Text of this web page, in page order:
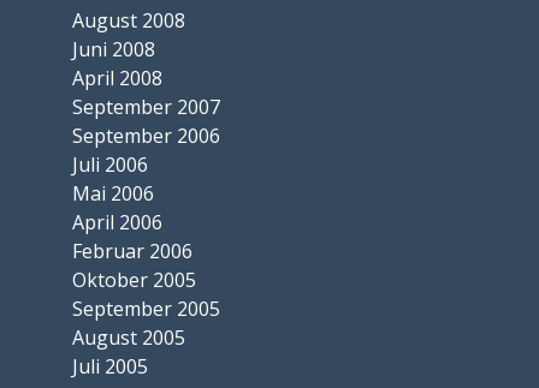
August 2008
Juni 2008
April 2008
September 2007
September 2006
Juli 2006
Mai 2006
April 2006
Februar 2006
Oktober 2005
September 2005
August 2005
Juli 2005